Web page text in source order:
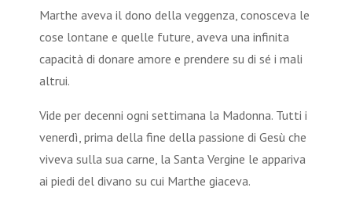
Marthe aveva il dono della veggenza, conosceva le
cose lontane e quelle future, aveva una infinita
capacità di donare amore e prendere su di sé i mali
altrui.
Vide per decenni ogni settimana la Madonna. Tutti i
venerdì, prima della fine della passione di Gesù che
viveva sulla sua carne, la Santa Vergine le appariva
ai piedi del divano su cui Marthe giaceva.